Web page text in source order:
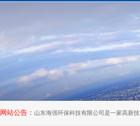
网站公告： 山东海强环保科技有限公司是一家高新技